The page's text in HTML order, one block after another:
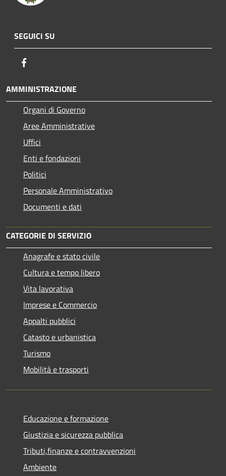
SEGUICI SU
AMMINISTRAZIONE
Organi di Governo
Aree Amministrative
Uffici
Enti e fondazioni
Politici
Personale Amministrativo
Documenti e dati
CATEGORIE DI SERVIZIO
Anagrafe e stato civile
Cultura e tempo libero
Vita lavorativa
Imprese e Commercio
Appalti pubblici
Catasto e urbanistica
Turismo
Mobilità e trasporti
Educazione e formazione
Giustizia e sicurezza pubblica
Tributi,finanze e contravvenzioni
Ambiente